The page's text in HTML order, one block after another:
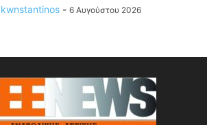
kwnstantinos - 6 Αυγούστου 2026